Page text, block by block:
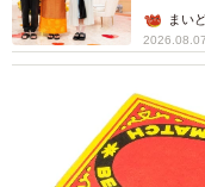
ん】まい
2026.08.07